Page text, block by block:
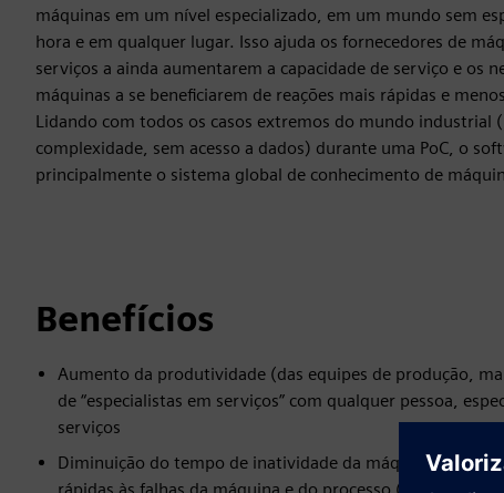
máquinas em um nível especializado, em um mundo sem
hora e em qualquer lugar. Isso ajuda os fornecedores de
serviços a ainda aumentarem a capacidade de serviço e os
máquinas a se beneficiarem de reações mais rápidas e
Lidando com todos os casos extremos do mundo industrial
complexidade, sem acesso a dados) durante uma PoC, o
principalmente o sistema global de conhecimento de
Benefícios
Aumento da produtividade (das equipes de produção,
de “especialistas em serviços” com qualquer pessoa,
serviços
Diminuição do tempo de inatividade da máquina e dos